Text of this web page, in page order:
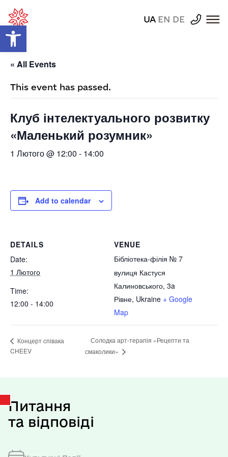
Відкрити Панель інструментів
UA EN DE
« All Events
This event has passed.
Клуб інтелектуального розвитку
«Маленький розумник»
1 Лютого @ 12:00 - 14:00
Add to calendar
DETAILS
Date:
1 Лютого
Time:
12:00 - 14:00
VENUE
Бібліотека-філія № 7
вулиця Кастуся
Калиновського, 3a
Рівне, Ukraine + Google
Map
Концерт співака
CHEEV
Солодка арт-терапія «Рецепти та
смаколики»
Питання
та відповіді